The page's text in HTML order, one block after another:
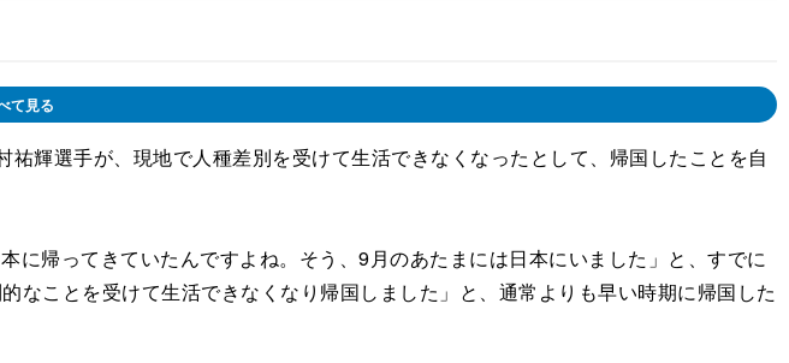
て見る
輝選手が、現地で人種差別を受けて生活できなくなったとして、帰国したことを自
帰ってきていたんですよね。そう、9月のあたまには日本にいました」と、すでに
ことを受けて生活できなくなり帰国しました」と、通常よりも早い時期に帰国した